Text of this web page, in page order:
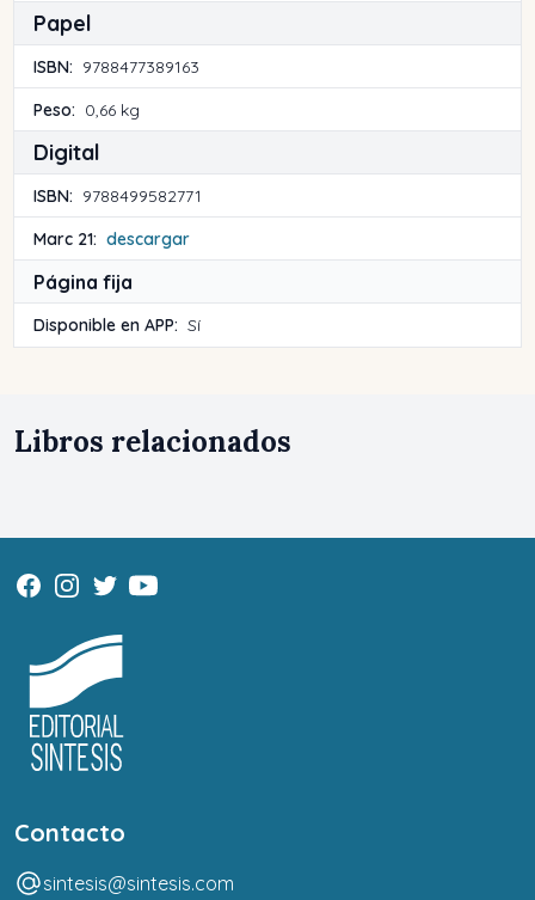
Papel
ISBN: 9788477389163
Peso: 0,66 kg
Digital
ISBN: 9788499582771
Marc 21: descargar
Página fija
Disponible en APP: Sí
Libros relacionados
Contacto
sintesis@sintesis.com